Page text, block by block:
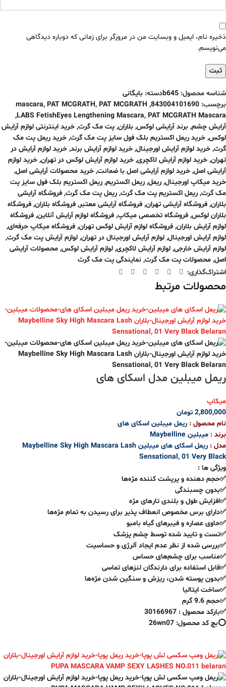
ذخیره نام، ایمیل و وبسایت من در مرورگر برای زمانی که دوباره دیدگاهی
می‌نویسم.
شناسه محصول: b645دسته: بایگانی
برچسب: 843004101690
,
mascara, PAT MCGRATH, PAT MCGRATH
LABS FetishEyes Lengthening Mascara, PAT MCGRATH Mascara
,
آرایش چشم, برند آرایشی لوکس, بلاران, پت مک گرث, خرید اینترنتی لوازم آرایش
لوکس, خرید ریمل اکستریم بلک فول سایز پت مک گرث, خرید ریمل پت مک
گرث, خرید لوازم آرایش اورجینال, خرید لوازم آرایش برند, خرید لوازم آرایش در
تهران, خرید لوازم آرایش لاکچری, خرید لوازم آرایش لوکس در تهران, خرید لوازم
آرایشی اصل, خرید لوازم آرایشی اصل با ضمانت, خرید محصولات آرایشی اصل,
خرید میکاپ اورجینال, ریمل, ریمل اکستریم, ریمل اکستریم بلک فول سایز پت
مک گرث, ریمل اکستریم پت مک گرث, ریمل پت مک گرث, فروشگاه آرایشی
بلاران, فروشگاه آرایشی تهران, فروشگاه آرایشی معتبر, فروشگاه بلاران, فروشگاه
بلاران لوکس, فروشگاه تخصصی میکاپ, فروشگاه لوازم آرایش آنلاین, فروشگاه
لوازم آرایش بلاران, فروشگاه لوازم آرایش لوکس تهران, فروشگاه میکاپ حرفه‌ای,
لوازم آرایش اورجینال, لوازم آرایش اورجینال در تهران, لوازم آرایش پت مک گرث,
لوازم آرایش خارجی, لوازم آرایش لاکچری, لوازم آرایش لوکس, محصولات آرایشی
اصل, محصولات پت مک گرث, نمایندگی پت مک گرث
اشتراک‌گذاری:
محصولات مرتبط
ریمل میبلین مدل اسکای های
میکاپ
2,800,000 تومان
نام محصول : ریمل میبلین اسکای های
برند : میبلین Maybelline
مدل :
ریمل اسکای های میبلین Maybelline Sky High Mascara Lash
Sensational, 01 Very Black
ویژگی ها :
✅ﺣﺠﻢ ﺩﻫﻨﺪﻩ ﻭ ﭘﺮﭘﺸﺖ ﮐﻨﻨﺪﻩ ﻣﮋﻩﻫﺎ
✅بدون چسبندگی
✅ﺍﻓﺰﺍﯾﺶ ﻃﻮﻝ ﻭ ﺑﻠﻨﺪﯼ ﺗﺎﺭﻫﺎﯼ ﻣﮋﻩ
✅ﺩﺍﺭﺍﯼ ﺑﺮﺱ ﻣﺨﺼﻮﺹ ﺍﻧﻌﻄﺎﻑ ﭘﺬﯾﺮ ﺑﺮﺍﯼ ﺭﺳﯿﺪﻥ ﺑﻪ ﺗﻤﺎﻡ ﻣﮋﻩﻫﺎ
✅ﺣﺎﻭﯼ ﻋﺼﺎﺭﻩ ﻭ ﻓﯿﺒﺮﻫﺎﯼ ﮔﯿﺎﻩ ﺑﺎﻣﺒﻮ
✅ﺗﺴﺖ ﻭ ﺗﺎﯾﯿﺪ ﺷﺪﻩ ﺗﻮﺳﻂ ﭼﺸﻢ ﭘﺰﺷﮏ
✅ﺑﺮﺭﺳﯽ ﺷﺪﻩ ﺍﺯ ﻧﻈﺮ ﻋﺪﻡ ﺍﯾﺠﺎﺩ ﺁﻟﺮﮊﯼ ﻭ ﺣﺴﺎﺳﯿﺖ
✅ﻣﻨﺎﺳﺐ ﺑﺮﺍﯼ ﭼﺸﻢﻫﺎﯼ ﺣﺴﺎﺱ
✅ﻗﺎﺑﻞ ﺍﺳﺘﻔﺎﺩﻩ ﺑﺮﺍﯼ ﺩﺍﺭﻧﺪﮔﺎﻥ ﻟﻨﺰﻫﺎﯼ ﺗﻤﺎﺳﯽ
✅ﺑﺪﻭﻥ ﭘﻮﺳﺘﻪ ﺷﺪﻥ، ﺭﯾﺰﺵ ﻭ ﺳﻨﮕﯿﻦ ﺷﺪﻥ ﻣﮋﻩﻫﺎ
✅ﺳﺎﺧﺖ ﺍﯾﺘﺎﻟﯿﺎ
✅حجم 9.6 گرم
✅بارکد محصول : 30166967
⭕️بچ کد محصول: 26wn07